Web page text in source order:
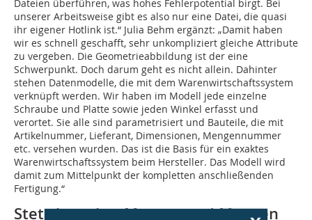
Dateien überführen, was hohes Fehlerpotential birgt. Bei
unserer Arbeitsweise gibt es also nur eine Datei, die quasi
ihr eigener Hotlink ist.“ Julia Behm ergänzt: „Damit haben
wir es schnell geschafft, sehr unkompliziert gleiche Attribute
zu vergeben. Die Geometrieabbildung ist der eine
Schwerpunkt. Doch darum geht es nicht allein. Dahinter
stehen Datenmodelle, die mit dem Warenwirtschaftssystem
verknüpft werden. Wir haben im Modell jede einzelne
Schraube und Platte sowie jeden Winkel erfasst und
verortet. Sie alle sind parametrisiert und Bauteile, die mit
Artikelnummer, Lieferant, Dimensionen, Mengennummer
etc. versehen wurden. Das ist die Basis für ein exaktes
Warenwirtschaftssystem beim Hersteller. Das Modell wird
damit zum Mittelpunkt der kompletten anschließenden
Fertigung.“
Stets korrekte Massen und Mengen